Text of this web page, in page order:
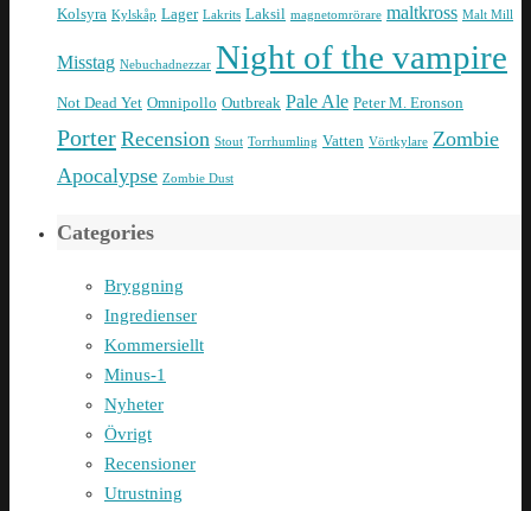
Kolsyra Kylskåp Lager Lakrits Laksil magnetomrörare maltkross Malt Mill
Misstag Nebuchadnezzar Night of the vampire
Not Dead Yet Omnipollo Outbreak Pale Ale Peter M. Eronson
Porter Recension Stout Torrhumling Vatten Vörtkylare Zombie
Apocalypse Zombie Dust
Categories
Bryggning
Ingredienser
Kommersiellt
Minus-1
Nyheter
Övrigt
Recensioner
Utrustning